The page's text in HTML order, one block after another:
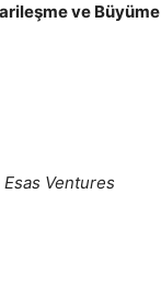
ve Büyüme
Esas Ventures